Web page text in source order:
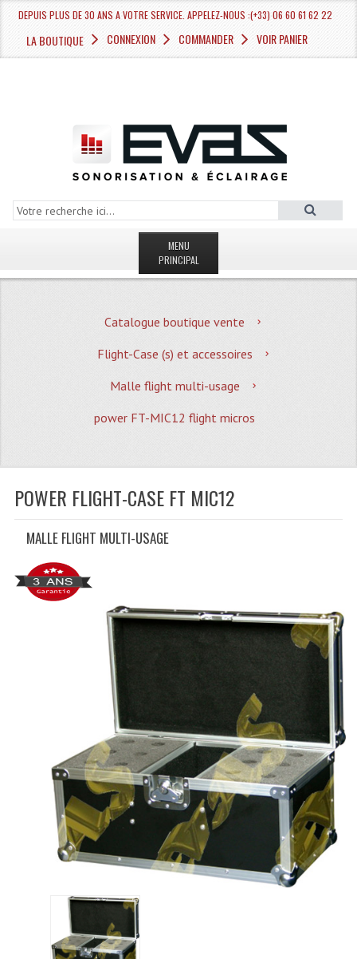
DEPUIS PLUS DE 30 ANS A VOTRE SERVICE. APPELEZ-NOUS :(+33) 06 60 61 62 22
LA BOUTIQUE CONNEXION COMMANDER VOIR PANIER
MENU
PRINCIPAL
MAGASIN
Quoi De Neuf?
Promotions
Plan Acces, Horaires.
Le Matériel D´occasion
CATÉGORIES
Accessoires Pieds Cellules Diamants
Accessoires Enceintes
Accessoires Micro, Pieds De Régie
Cellule (s)
Diamants
Pieds D'enceintes
Amplificateurs Multi-Canaux
Catalogue boutique vente
Flight-Case (s) et accessoires
Malle flight multi-usage
power FT-MIC12 flight micros
POWER FLIGHT-CASE FT MIC12
MALLE FLIGHT MULTI-USAGE